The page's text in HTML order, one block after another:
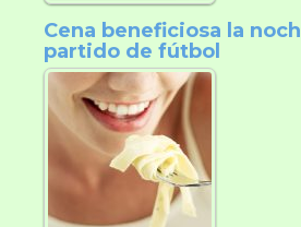
Cena beneficiosa la
partido de fútbol